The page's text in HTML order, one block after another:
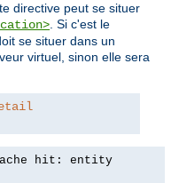
directive peut se situer
. Si c'est le
se situer dans un
virtuel, sinon elle sera
hit: entity